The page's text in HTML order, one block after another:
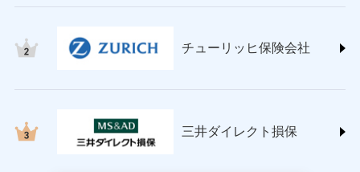
(https://www.nisshinfire.co.jp/)
(https://www.petfamilyins.co.jp/)
ins.com/)
三井ダイレクト損害保険株式会社
チューリッヒ保険会社
三井ダイレクト損保